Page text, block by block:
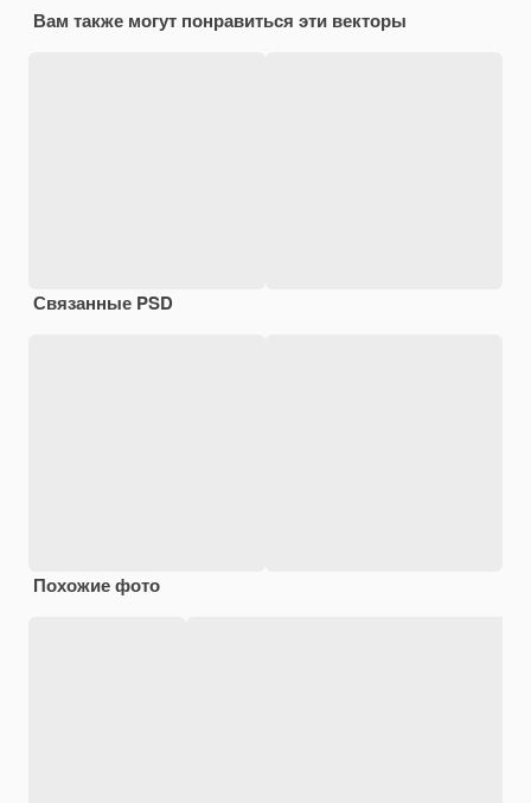
Вам также могут понравиться эти векторы
Связанные PSD
Похожие фото